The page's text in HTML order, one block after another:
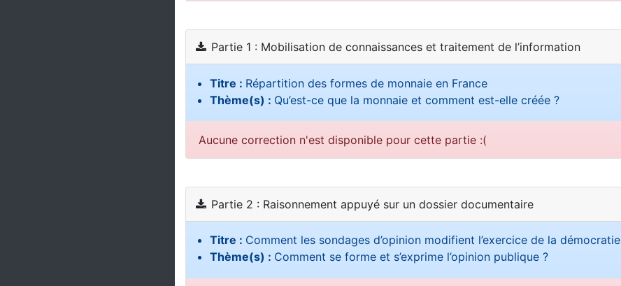
Partie 1 : Mobilisation de connaissances et traitement de l’information
Titre : Répartition des formes de monnaie en France
Thème(s) : Qu’est-ce que la monnaie et comment est-elle créée ?
Aucune correction n'est disponible pour cette partie :(
Partie 2 : Raisonnement appuyé sur un dossier documentaire
Titre : Comment les sondages d’opinion modifient l’exercice de la démocratie
Thème(s) : Comment se forme et s’exprime l’opinion publique ?